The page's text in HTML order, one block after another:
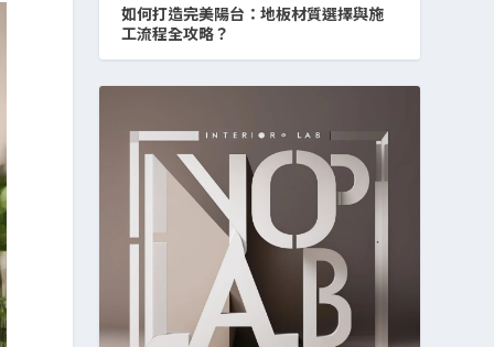
如何打造完美陽台：地板材質選擇與施
工流程全攻略？